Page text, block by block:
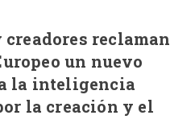
reclaman
un nuevo
la inteligencia
la creación y el